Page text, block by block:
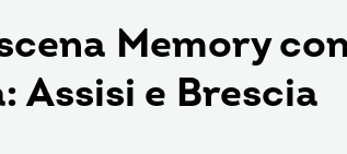
Memory con
Assisi e Brescia